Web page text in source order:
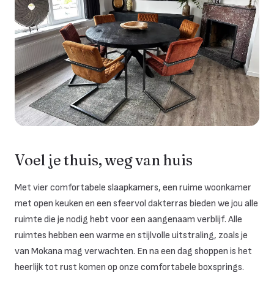
Voel je thuis, weg van huis
Met vier comfortabele slaapkamers, een ruime woonkamer
met open keuken en een sfeervol dakterras bieden we jou alle
ruimte die je nodig hebt voor een aangenaam verblijf. Alle
ruimtes hebben een warme en stijlvolle uitstraling, zoals je
van Mokana mag verwachten. En na een dag shoppen is het
heerlijk tot rust komen op onze comfortabele boxsprings.